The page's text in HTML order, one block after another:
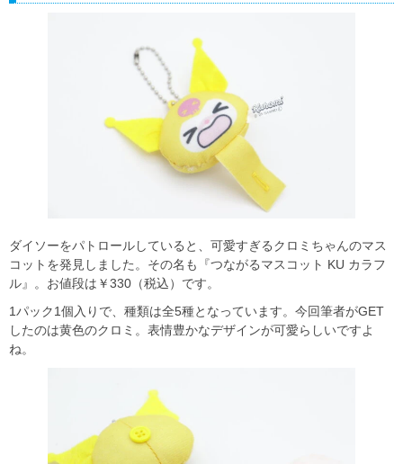
ダイソーをパトロールしていると、可愛すぎるクロミちゃんのマス
コットを発見しました。その名も『つながるマスコット KU カラフ
ル』。お値段は￥330（税込）です。
1パック1個入りで、種類は全5種となっています。今回筆者がGET
したのは黄色のクロミ。表情豊かなデザインが可愛らしいですよ
ね。